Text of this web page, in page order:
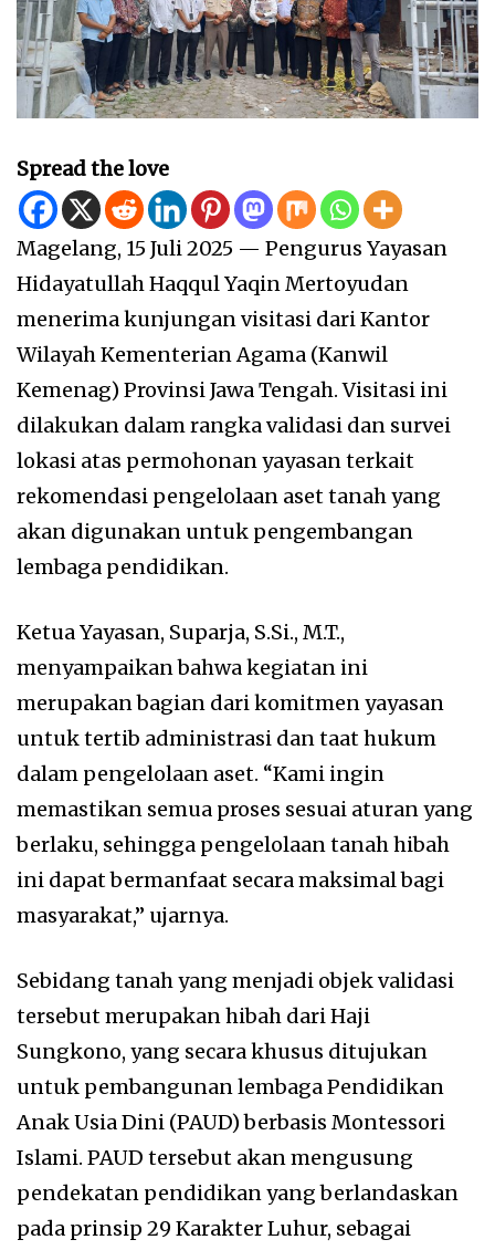
Spread the love
Magelang, 15 Juli 2025 — Pengurus Yayasan
Hidayatullah Haqqul Yaqin Mertoyudan
menerima kunjungan visitasi dari Kantor
Wilayah Kementerian Agama (Kanwil
Kemenag) Provinsi Jawa Tengah. Visitasi ini
dilakukan dalam rangka validasi dan survei
lokasi atas permohonan yayasan terkait
rekomendasi pengelolaan aset tanah yang
akan digunakan untuk pengembangan
lembaga pendidikan.
Ketua Yayasan, Suparja, S.Si., M.T.,
menyampaikan bahwa kegiatan ini
merupakan bagian dari komitmen yayasan
untuk tertib administrasi dan taat hukum
dalam pengelolaan aset. “Kami ingin
memastikan semua proses sesuai aturan yang
berlaku, sehingga pengelolaan tanah hibah
ini dapat bermanfaat secara maksimal bagi
masyarakat,” ujarnya.
Sebidang tanah yang menjadi objek validasi
tersebut merupakan hibah dari Haji
Sungkono, yang secara khusus ditujukan
untuk pembangunan lembaga Pendidikan
Anak Usia Dini (PAUD) berbasis Montessori
Islami. PAUD tersebut akan mengusung
pendekatan pendidikan yang berlandaskan
pada prinsip 29 Karakter Luhur, sebagai